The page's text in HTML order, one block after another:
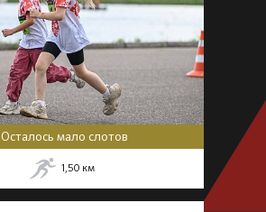
Осталось мало слотов
1,50 км